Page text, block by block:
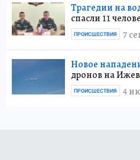
Трагедии на
спасли 11
7
ПРОИСШЕСТВИЯ
Новое
дронов на
4
ПРОИСШЕСТВИЯ